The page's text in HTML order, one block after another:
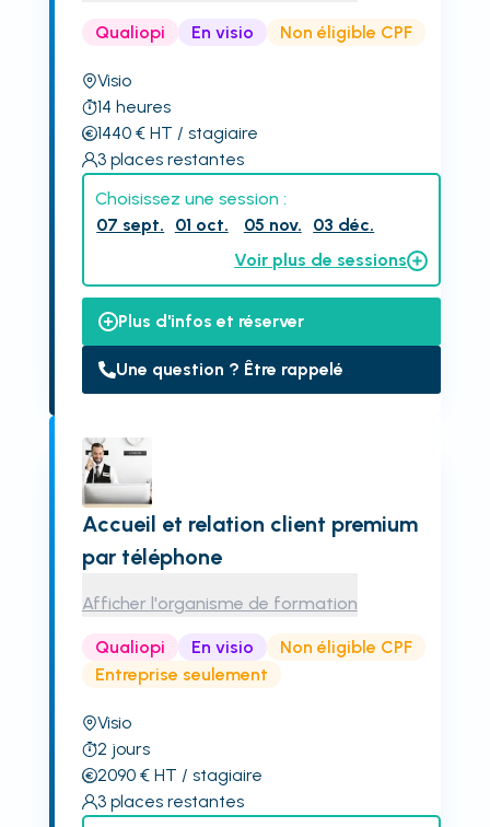
Qualiopi En visio Non éligible CPF
Visio
14 heures
1440€ HT / stagiaire
3 places restantes
Choisissez une session :
07 sept.
01 oct. 05 nov.
03 déc.
Voir plus de sessions
Plus d'infos et réserver
Une question ? Être rappelé
Accueil et relation client premium
par téléphone
Afficher l'organisme de formation
Qualiopi En visio
Non éligible CPF
Entreprise seulement
Visio
2 jours
2090€ HT / stagiaire
3 places restantes